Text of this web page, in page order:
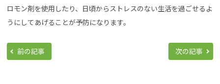
ロモン剤を使用したり、日頃からストレスのない生活を過ごせるよ
うにしてあげることが予防になります。
前の記事 次の記事